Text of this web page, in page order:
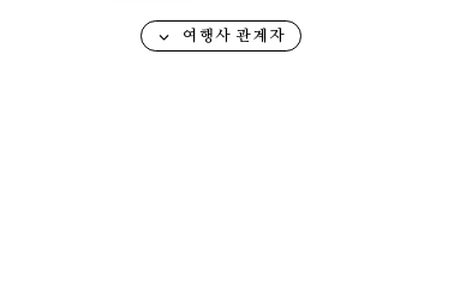
English
日本語
여행사 관계자